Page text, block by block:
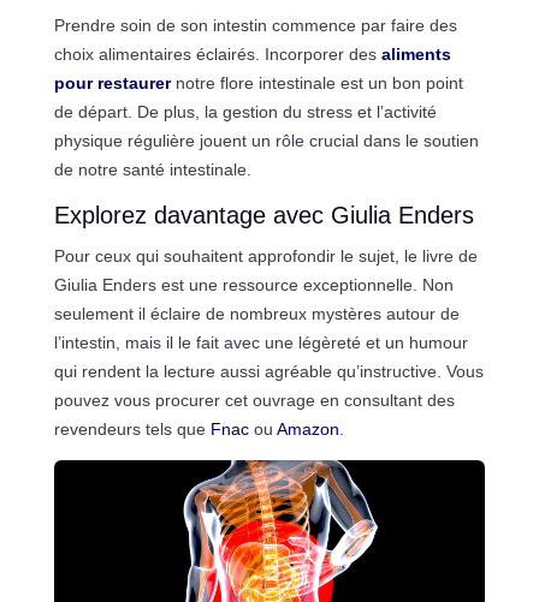
Prendre soin de son intestin commence par faire des
choix alimentaires éclairés. Incorporer des aliments
pour restaurernotre flore intestinale est un bon point
de départ. De plus, la gestion du stress et l’activité
physique régulière jouent un rôle crucial dans le soutien
de notre santé intestinale.
Explorez davantage avec Giulia Enders
Pour ceux qui souhaitent approfondir le sujet, le livre de
Giulia Enders est une ressource exceptionnelle. Non
seulement il éclaire de nombreux mystères autour de
l’intestin, mais il le fait avec une légèreté et un humour
qui rendent la lecture aussi agréable qu’instructive. Vous
pouvez vous procurer cet ouvrage en consultant des
revendeurs tels que Fnacou Amazon.